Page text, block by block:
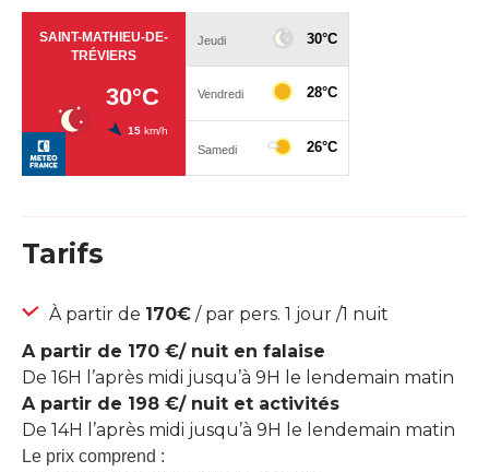
Tarifs
À partir de 170€ / par pers. 1 jour /1 nuit
A partir de 170 €/ nuit en falaise
De 16H l’après midi jusqu’à 9H le lendemain matin
A partir de 198 €/ nuit et activités
De 14H l’après midi jusqu’à 9H le lendemain matin
Le prix comprend :